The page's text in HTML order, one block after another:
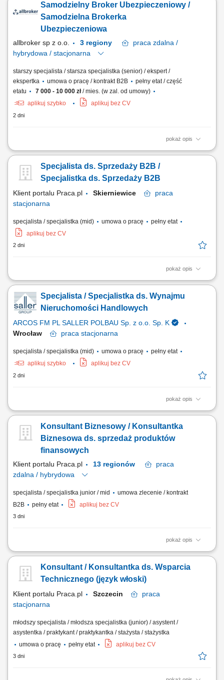
Docieranie do nowych firm i decydentów – systematyczna praca na
rynku; Prowadzenie spotkań i prezentacja oferty firmy;
Przygotowywanie ofert oraz...
Samodzielny Broker Ubezpieczeniowy /
Samodzielna Brokerka
Ubezpieczeniowa
allbroker sp z o.o. praca zdalna /
hybrydowa / stacjonarna
starszy specjalista / starsza specjalistka (senior) / ekspert /
ekspertka
umowa o pracę / kontrakt B2B
pełny etat / część
etatu
7 000 - 10 000 zł/ mies. (w zal. od umowy)
aplikuj szybko
aplikuj bez CV
2 dni
pokaż opis
Forma pracy zależy od uzgodnionego modelu współpracy: stacjonarna
przypadku współpracy B2B opartej na własnym lub mieszanym portfelu
klientów — również zdalna i mobilna. O stanowisku: Stanowisko
Specjalista ds. Sprzedaży B2B /
Specjalistka ds. Sprzedaży B2B
Klient portalu Praca.pl Skierniewice
praca
stacjonarna
specjalista / specjalistka (mid) umowa o pracę
pełny etat
aplikuj bez CV
2 dni
pokaż opis
Aktywne pozyskiwanie i rozwijanie relacji z klientami (głównie
wsparcie informacyjne. Koordynacja procesu handlowego oraz
organizacja spotkań z działami technicznymi i NPI. Udział w
negocjacjach, ustalaniu warunków współpracy...
Specjalista / Specjalistka ds. Wynajmu
Nieruchomości Handlowych
ARCOS FM PL SALLER POLBAU Sp. z o.o. Sp. K
Wrocław
praca stacjonarna
specjalista / specjalistka (mid) umowa o pracę
pełny etat
aplikuj szybko
aplikuj bez CV
2 dni
pokaż opis
Zakres obowiązków: Realizacja działań związanych z wynajmem
Samodzielne prowadzenie negocjacji najmu oraz doprowadzanie
procesu do zawarcia umowy. Zarządzanie przydzielonymi obiektami i
dbanie o ich komercjalizację na...
Konsultant Biznesowy / Konsultantka
Biznesowa ds. sprzedaż produktów
finansowych
Klient portalu Praca.pl
praca
zdalna / hybrydowa
specjalista / specjalistka junior / mid
umowa zlecenie / kontrakt
B2B
pełny etat aplikuj bez CV
3 dni
pokaż opis
Pozyskiwanie klientów biznesowych i sprzedaż produktów finansowych
multidoradcy finansowego; Aktywny kontakt telefoniczny z klientami na
bazie udostępnionych kontaktów; Prowadzenie rozmów sprzedażowych
Konsultant / Konsultantka ds. Wsparcia
Technicznego (język włoski)
Klient portalu Praca.pl Szczecin
praca
stacjonarna
młodszy specjalista / młodsza specjalistka (junior) / asystent /
asystentka / praktykant / praktykantka / stażysta / stażystka
umowa o pracę
pełny etat aplikuj bez CV
3 dni